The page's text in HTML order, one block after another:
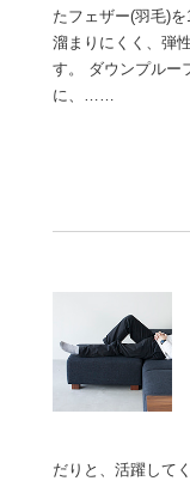
たフェザー(羽毛)
溜まりにくく、弾
す。 ダウンプルー
に、……
だりと、活躍して